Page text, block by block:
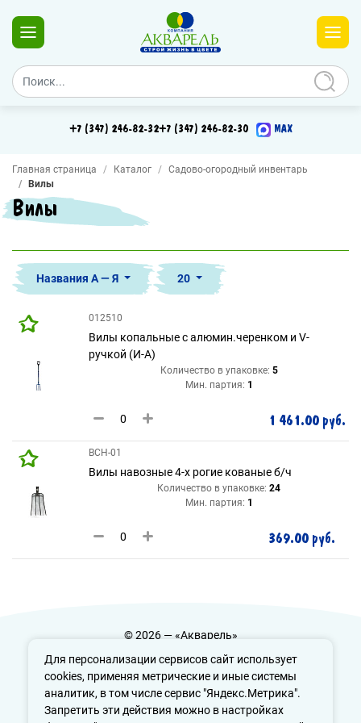
Для персонализации сервисов сайт использует
cookies, применяя метрические и иные системы
аналитик, в том числе сервис "Яндекс.Метрика".
Запретить эти действия можно в настройках
+7 (347) 246-82-32+7 (347) 246-82-30 MAX
Главная страница Каталог
Садово-огородный инвентарь
Вилы
Вилы
Названия А — Я 20
012510
Вилы копальные с алюмин.черенком и V-
ручкой (И-А)
Количество в упаковке: 5
Мин. партия: 1
1 461.00 руб.
ВСН-01
Вилы навозные 4-х рогие кованые б/ч
Количество в упаковке: 24
Мин. партия: 1
369.00 руб.
© 2026 — «Акварель»
Политика конфиденциальности